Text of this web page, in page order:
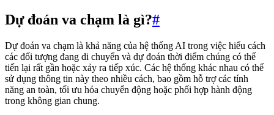
Dự đoán va chạm là gì?#
Dự đoán va chạm là khả năng của hệ thống AI trong việc hiểu cách
các đối tượng đang di chuyển và dự đoán thời điểm chúng có thể
tiến lại rất gần hoặc xảy ra tiếp xúc. Các hệ thống khác nhau có thể
sử dụng thông tin này theo nhiều cách, bao gồm hỗ trợ các tính
năng an toàn, tối ưu hóa chuyển động hoặc phối hợp hành động
trong không gian chung.